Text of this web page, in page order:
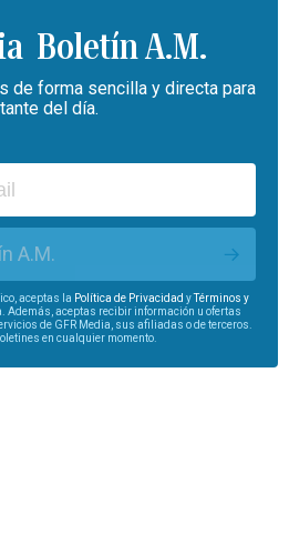
Boletín A.M.
de forma sencilla y directa para
del día.
A.M.
aceptas la Política de Privacidad y
Términos y
Además, aceptas recibir información u ofertas
de GFR Media, sus afiliadas o de terceros.
en cualquier momento.